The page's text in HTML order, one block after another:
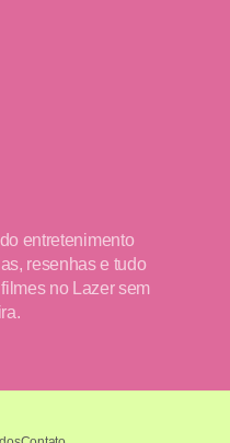
entretenimento
resenhas e tudo
no Lazer sem